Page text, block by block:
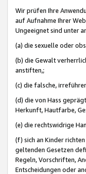
Wir prüfen Ihre
auf Aufnahme Ihrer
Ungeeignet sind unter
(a) die sexuelle oder
(b) die Gewalt
anstiften,;
(c) die falsche,
(d) die von Hass
Herkunft, Hautfarbe,
(e) die rechtswidrige
(f) sich an Kinder
geltenden Gesetzen
Regeln, Vorschriften,
Entscheidungen oder